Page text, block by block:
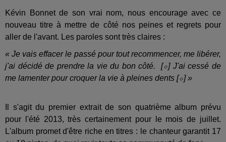
Kévin Bonnet de son vrai nom, nous encourage avec ce
nouveau titre à mettre de côté nos peines et regrets pour
aller de l'avant. Les paroles sont très claires :
« Je vais effacer le passé pour tout recommencer, me libérer,
j'ai décidé de prendre la vie du bon côté. [⬦] J'ai cessé de
me lamenter pour croquer la vie à pleines dents [⬦] »
Il s'agit du premier extrait de son quatrième album prévu
pour l'été 2013, très certainement pour le mois de juillet.
L'album promet d'être riche en titres : le chanteur garantit 17